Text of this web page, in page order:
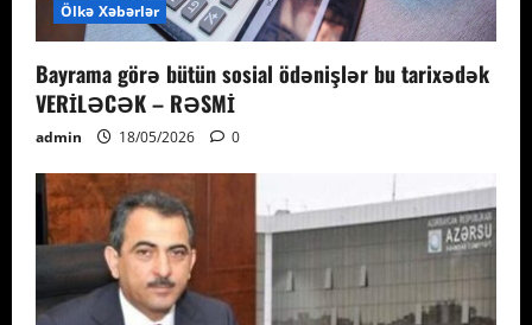
Ölkə Xəbərlər
Bayrama görə bütün sosial ödənişlər bu tarixədək
VERİLƏCƏK – RƏSMİ
admin 18/05/2026 0